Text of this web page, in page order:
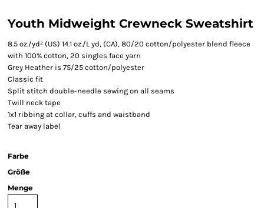
Youth Midweight Crewneck Sweatshirt
8.5 oz./yd² (US) 14.1 oz./L yd, (CA), 80/20 cotton/polyester blend fleece
with 100% cotton, 20 singles face yarn
Grey Heather is 75/25 cotton/polyester
Classic fit
Split stitch double-needle sewing on all seams
Twill neck tape
1x1 ribbing at collar, cuffs and waistband
Tear away label
Farbe
Größe
Menge